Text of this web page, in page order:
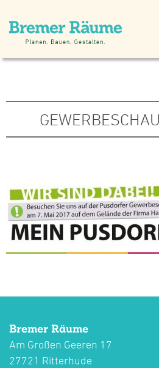
Bremer Räume
Am Großen Geeren 17
27721 Ritterhude